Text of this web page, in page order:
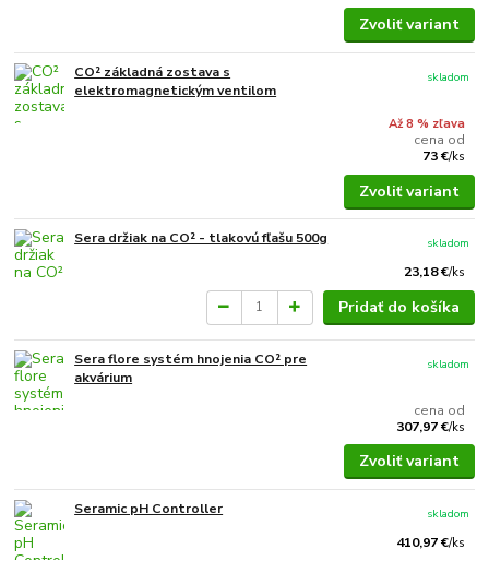
Zvoliť variant
CO² základná zostava s
elektromagnetickým ventilom
Až 8 % zľava
cena od
73 €/ks
skladom
Zvoliť variant
Sera držiak na CO² - tlakovú fľašu 500g
23,18 €/ks
skladom
Pridať do košíka
Sera flore systém hnojenia CO² pre
akvárium
cena od
307,97 €/ks
skladom
Zvoliť variant
Seramic pH Controller
410,97 €/ks
skladom